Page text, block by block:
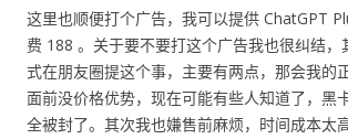
这里也顺便打个广告，我可以提供 ChatGPT
费 188 。关于要不要打这个广告我也很纠结，
式在朋友圈提这个事，主要有两点，那会我的
面前没价格优势，现在可能有些人知道了，黑
全被封了。其次我也嫌售前麻烦，时间成本太